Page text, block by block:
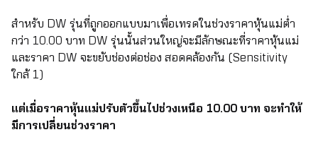
สำหรับ DW รุ่นที่ถูกออกแบบมาเพื่อเทรดในช่วงราคาหุ้นแม่ต่ำ
กว่า 10.00 บาท DW รุ่นนั้นส่วนใหญ่จะมีลักษณะที่ราคาหุ้นแม่
และราคา DW จะขยับช่องต่อช่อง สอดคล้องกัน (Sensitivity
ใกล้ 1)
แต่เมื่อราคาหุ้นแม่ปรับตัวขึ้นไปช่วงเหนือ 10.00 บาท จะทำให้
มีการเปลี่ยนช่วงราคา